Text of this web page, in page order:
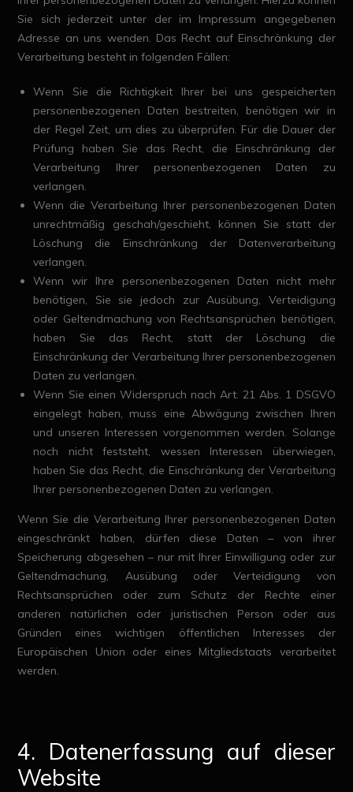
Sie sich jederzeit unter der im Impressum angegebenen
Adresse an uns wenden. Das Recht auf Einschränkung der
Verarbeitung besteht in folgenden Fällen:
Wenn Sie die Richtigkeit Ihrer bei uns gespeicherten
personenbezogenen Daten bestreiten, benötigen wir in
der Regel Zeit, um dies zu überprüfen. Für die Dauer der
Prüfung haben Sie das Recht, die Einschränkung der
Verarbeitung Ihrer personenbezogenen Daten zu
verlangen.
Wenn die Verarbeitung Ihrer personenbezogenen Daten
unrechtmäßig geschah/geschieht, können Sie statt der
Löschung die Einschränkung der Datenverarbeitung
verlangen.
Wenn wir Ihre personenbezogenen Daten nicht mehr
benötigen, Sie sie jedoch zur Ausübung, Verteidigung
oder Geltendmachung von Rechtsansprüchen benötigen,
haben Sie das Recht, statt der Löschung die
Einschränkung der Verarbeitung Ihrer personenbezogenen
Daten zu verlangen.
Wenn Sie einen Widerspruch nach Art. 21 Abs. 1 DSGVO
eingelegt haben, muss eine Abwägung zwischen Ihren
und unseren Interessen vorgenommen werden. Solange
noch nicht feststeht, wessen Interessen überwiegen,
haben Sie das Recht, die Einschränkung der Verarbeitung
Ihrer personenbezogenen Daten zu verlangen.
Wenn Sie die Verarbeitung Ihrer personenbezogenen Daten
eingeschränkt haben, dürfen diese Daten – von ihrer
Speicherung abgesehen – nur mit Ihrer Einwilligung oder zur
Geltendmachung, Ausübung oder Verteidigung von
Rechtsansprüchen oder zum Schutz der Rechte einer
anderen natürlichen oder juristischen Person oder aus
Gründen eines wichtigen öffentlichen Interesses der
Europäischen Union oder eines Mitgliedstaats verarbeitet
werden.
4. Datenerfassung auf dieser
Website